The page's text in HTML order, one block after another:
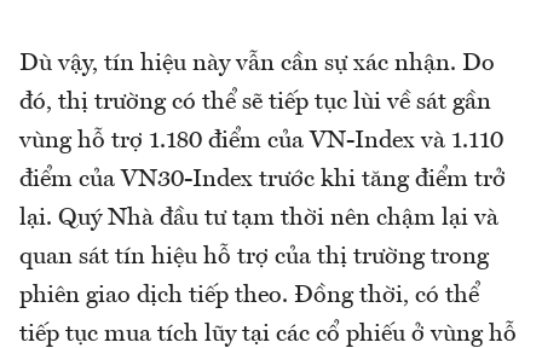
Dù vậy, tín hiệu này vẫn cần sự xác nhận. Do
đó, thị trường có thể sẽ tiếp tục lùi về sát gần
vùng hỗ trợ 1.180 điểm của VN-Index và 1.110
điểm của VN30-Index trước khi tăng điểm trở
lại. Quý Nhà đầu tư tạm thời nên chậm lại và
quan sát tín hiệu hỗ trợ của thị trường trong
phiên giao dịch tiếp theo. Đồng thời, có thể
tiếp tục mua tích lũy tại các cổ phiếu ở vùng hỗ